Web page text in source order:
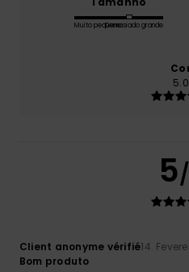
Muito pequenoDemasiado grande
5.0
5
Client anonyme vérifié14.
Bom produto